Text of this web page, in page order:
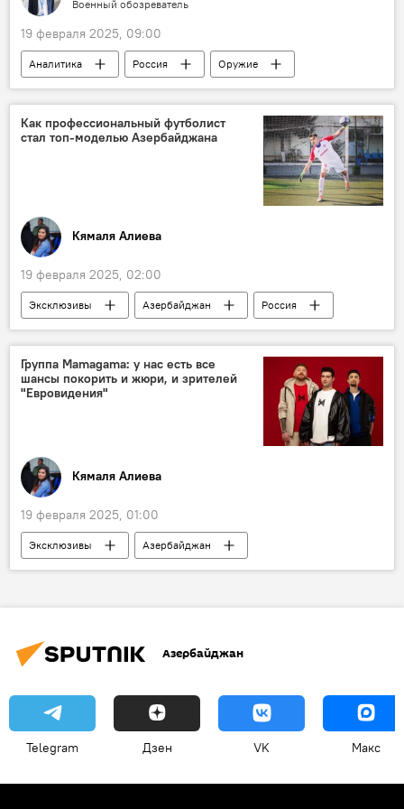
Военный обозреватель
19 февраля 2025, 09:00
Аналитика Россия
Оружие
вооружение
ЗРК
Саудовская Аравия
Абу-Даби
Выставка
БПЛА
Танки
беспилотный барражирующий боеприпас "Ланцет"
Как профессиональный футболист
стал топ-моделью Азербайджана
Кямаля Алиева
19 февраля 2025, 02:00
Эксклюзивы Азербайджан
Россия
Модель
Футбол
Спорт
Футболист
Группа Mamagama: у нас есть все
шансы покорить и жюри, и зрителей
"Евровидения"
Кямаля Алиева
19 февраля 2025, 01:00
Эксклюзивы
Азербайджан
"Евровидение-2025"
поп-музыка
Азербайджан
Telegram Дзен VK Макс